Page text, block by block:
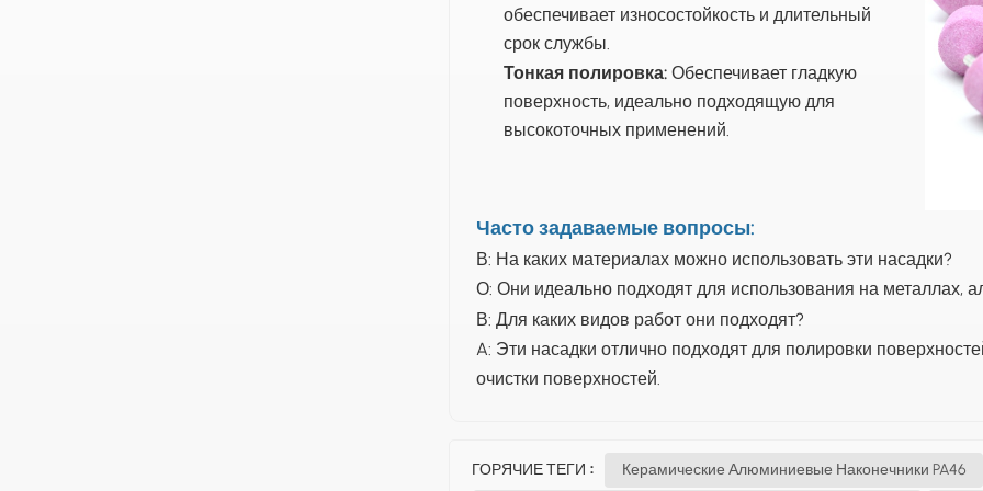
обеспечивает износостойкость и длительный
срок службы.
Тонкая полировка:Обеспечивает гладкую
поверхность, идеально подходящую для
высокоточных применений.
Часто задаваемые вопросы:
В: На каких материалах можно использовать эти насадки?
О: Они идеально подходят для использования на металлах,
В: Для каких видов работ они подходят?
A: Эти насадки отлично подходят для полировки
очистки поверхностей.
ГОРЯЧИЕ ТЕГИ : Керамические Алюминиевые Наконечники PA46